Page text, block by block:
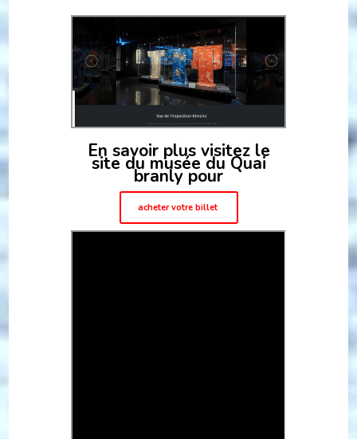
En savoir plus visitez le
site du musée du Quai
branly pour
acheter votre billet